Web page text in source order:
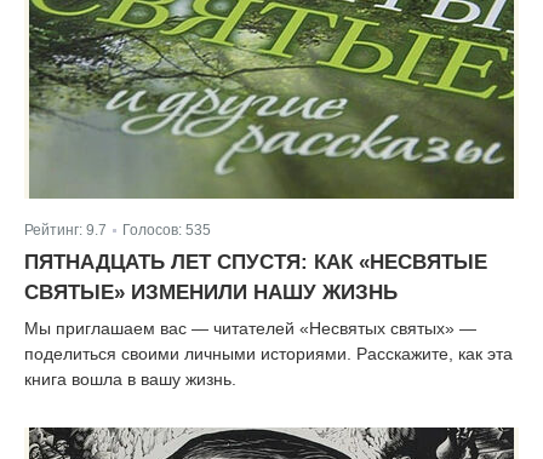
Рейтинг: 9.7 Голосов: 535
ПЯТНАДЦАТЬ ЛЕТ СПУСТЯ: КАК «НЕСВЯТЫЕ
СВЯТЫЕ» ИЗМЕНИЛИ НАШУ ЖИЗНЬ
Мы приглашаем вас — читателей «Несвятых святых» —
поделиться своими личными историями. Расскажите, как эта
книга вошла в вашу жизнь.